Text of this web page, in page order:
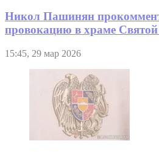
Никол Пашинян
провокацию в храме
15:45, 29 мар 2026